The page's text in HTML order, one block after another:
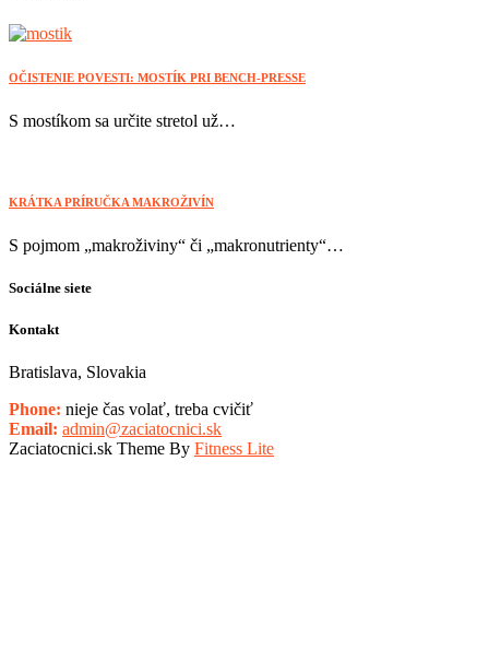
OČISTENIE POVESTI: MOSTÍK PRI BENCH-PRESSE
S mostíkom sa určite stretol už…
KRÁTKA PRÍRUČKA MAKROŽIVÍN
S pojmom „makroživiny“ či „makronutrienty“…
Sociálne siete
Kontakt
Bratislava, Slovakia
Phone: nieje čas volať, treba cvičiť
Email: admin@zaciatocnici.sk
Zaciatocnici.sk Theme By Fitness Lite